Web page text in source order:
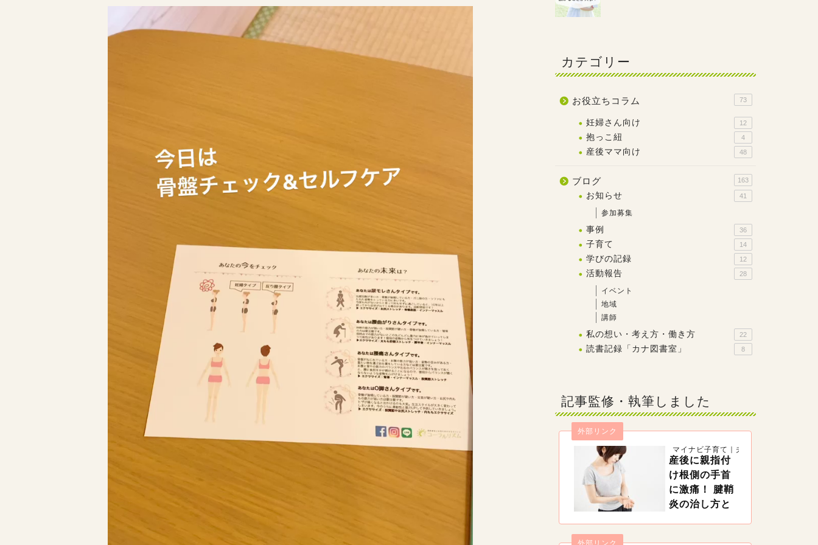
カテゴリー
お役立ちコラム 73
妊婦さん向け 12
抱っこ紐 4
産後ママ向け 48
ブログ 163
お知らせ 41
参加募集
事例 36
子育て 14
学びの記録 12
活動報告 28
イベント
地域
講師
私の想い・考え方・働き方 22
読書記録「カナ図書室」 8
記事監修・執筆しました
マイナビ子育て｜夫婦一緒に子育て
外部リンク
産後に親指付
け根側の手首
に激痛！ 腱鞘
炎の治し方と
https://woman.mynavi.jp/kosodate/articles/11420
外部リンク